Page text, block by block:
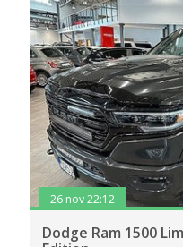
26 nov 22:12
Dodge Ram 1500